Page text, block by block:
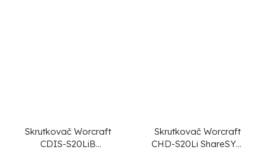
Skrutkovač Worcraft
CDIS-S20LiB
Skrutkovač Worcraft
CHD-S20Li ShareSYS,